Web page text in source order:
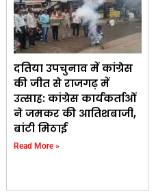
दतिया उपचुनाव में कांग्रेस
की जीत से राजगढ़ में
उत्साह: कांग्रेस कार्यकर्ताओं
ने जमकर की आतिशबाजी,
बांटी मिठाई
Read More »